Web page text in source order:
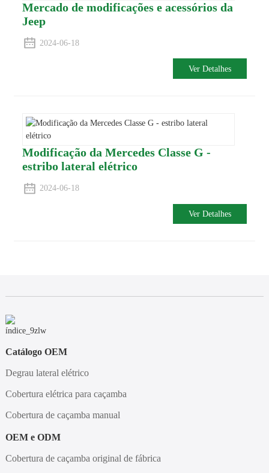
Mercado de modificações e acessórios da
Jeep
2024-06-18
Ver Detalhes
Modificação da Mercedes Classe G -
estribo lateral elétrico
2024-06-18
Ver Detalhes
Catálogo OEM
Degrau lateral elétrico
Cobertura elétrica para caçamba
Cobertura de caçamba manual
OEM e ODM
Cobertura de caçamba original de fábrica